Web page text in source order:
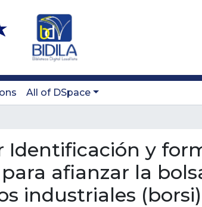
All of DSpace
Identificación y
afianzar la
industriales